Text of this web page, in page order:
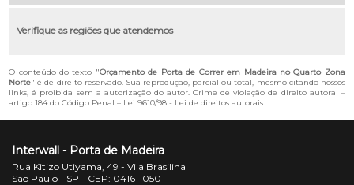
Verifique as regiões que atendemos
O conteúdo do texto "Orçamento de Porta de Correr em Madeira no Quarto Zona
Norte" é de direito reservado. Sua reprodução, parcial ou total, mesmo citando nossos
links, é proibida sem a autorização do autor. Crime de violação de direito autoral –
artigo 184 do Código Penal – Lei 9610/98 - Lei de direitos autorais.
Interwall - Porta de Madeira
Rua Kitizo Utiyama, 49 - Vila Brasilina
São Paulo - SP - CEP: 04161-050